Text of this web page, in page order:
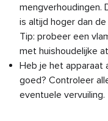
mengverhoudingen.
is altijd hoger dan
Tip: probeer een
met huishoudelijke
Heb je het apparaat
goed? Controleer
eventuele vervuiling.